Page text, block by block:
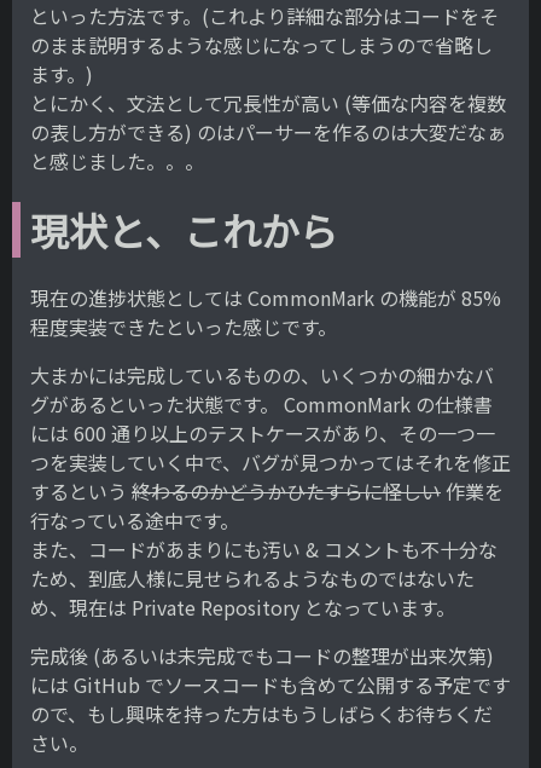
といった方法です。(これより詳細な部分はコードをそ
のまま説明するような感じになってしまうので省略し
ます。)
とにかく、文法として冗長性が高い (等価な内容を複数
の表し方ができる) のはパーサーを作るのは大変だなぁ
と感じました。。。
現状と、これから
現在の進捗状態としては CommonMark の機能が 85%
程度実装できたといった感じです。
大まかには完成しているものの、いくつかの細かなバ
グがあるといった状態です。 CommonMark の仕様書
には 600 通り以上のテストケースがあり、その一つ一
つを実装していく中で、バグが見つかってはそれを修正
するという 終わるのかどうかひたすらに怪しい 作業を
行なっている途中です。
また、コードがあまりにも汚い & コメントも不十分な
ため、到底人様に見せられるようなものではないた
め、現在は Private Repository となっています。
完成後 (あるいは未完成でもコードの整理が出来次第)
には GitHub でソースコードも含めて公開する予定です
ので、もし興味を持った方はもうしばらくお待ちくだ
さい。